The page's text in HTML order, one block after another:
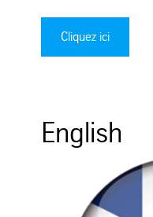
Cliquez ici
English